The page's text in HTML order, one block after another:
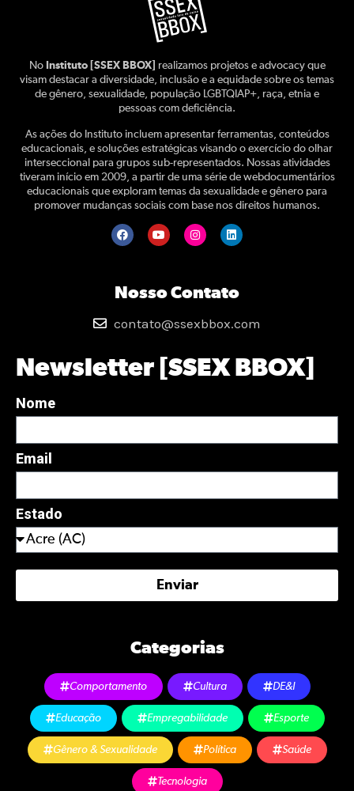
No Instituto [SSEX BBOX]
realizamos projetos e advocacy que
visam destacar a diversidade, inclusão e a equidade sobre os temas
de gênero, sexualidade, população LGBTQIAP+, raça, etnia e
pessoas com deficiência.
As ações do Instituto incluem apresentar ferramentas, conteúdos
educacionais, e soluções estratégicas visando o exercício do olhar
interseccional para grupos sub-representados. Nossas atividades
tiveram início em 2009, a partir de uma série de webdocumentários
educacionais que exploram temas da sexualidade e gênero para
promover mudanças sociais com base nos direitos humanos.
Nosso Contato
contato@ssexbbox.com
Newsletter [SSEX BBOX]
Nome
Email
Estado
Enviar
Categorias
Comportamento Cultura DE&I
Educação Empregabilidade Esporte
Gênero & Sexualidade Política Saúde
Tecnologia